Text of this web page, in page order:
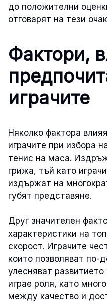
до положителни
отговарят на тези
Фактори,
играчите
Няколко фактора
играчите при избора
тенис на маса.
грижа, тъй като
издържат на
губят представяне.
Друг значителен
характеристики на
скорост. Играчите
които позволяват по-
улесняват
играе роля, като
между качество и